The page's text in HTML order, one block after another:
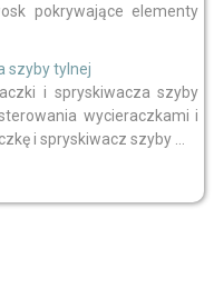
pokrywające elementy
szyby tylnej
i spryskiwacza szyby
wycieraczkami i
i spryskiwacz szyby ...